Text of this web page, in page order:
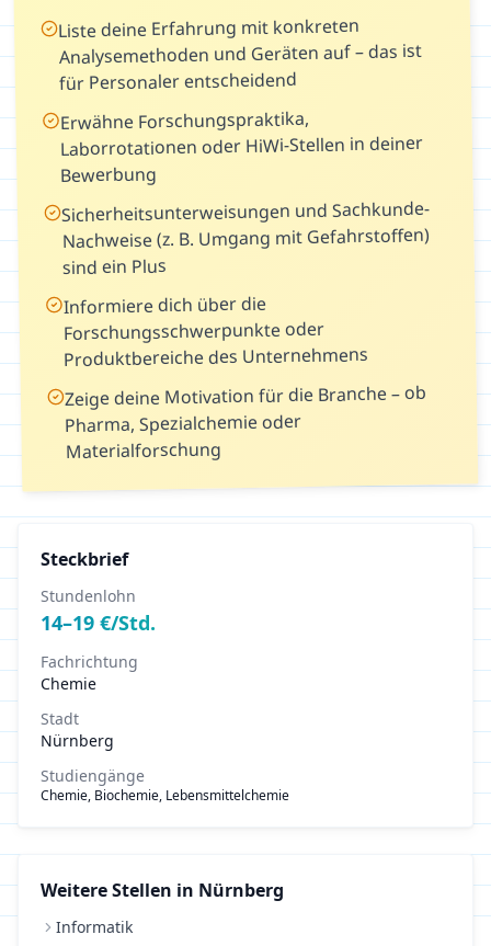
Liste deine Erfahrung mit konkreten
Analysemethoden und Geräten auf – das ist
für Personaler entscheidend
Erwähne Forschungspraktika,
Laborrotationen oder HiWi-Stellen in deiner
Bewerbung
Sicherheitsunterweisungen und Sachkunde-
Nachweise (z. B. Umgang mit Gefahrstoffen)
sind ein Plus
Informiere dich über die
Forschungsschwerpunkte oder
Produktbereiche des Unternehmens
Zeige deine Motivation für die Branche – ob
Pharma, Spezialchemie oder
Materialforschung
Steckbrief
Stundenlohn
14–19 €/Std.
Fachrichtung
Chemie
Stadt
Nürnberg
Studiengänge
Chemie, Biochemie, Lebensmittelchemie
Weitere Stellen in Nürnberg
Informatik